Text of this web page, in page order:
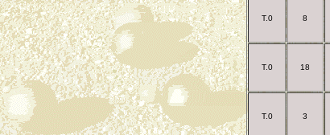
T.0 8
T.0 18
T.0 3